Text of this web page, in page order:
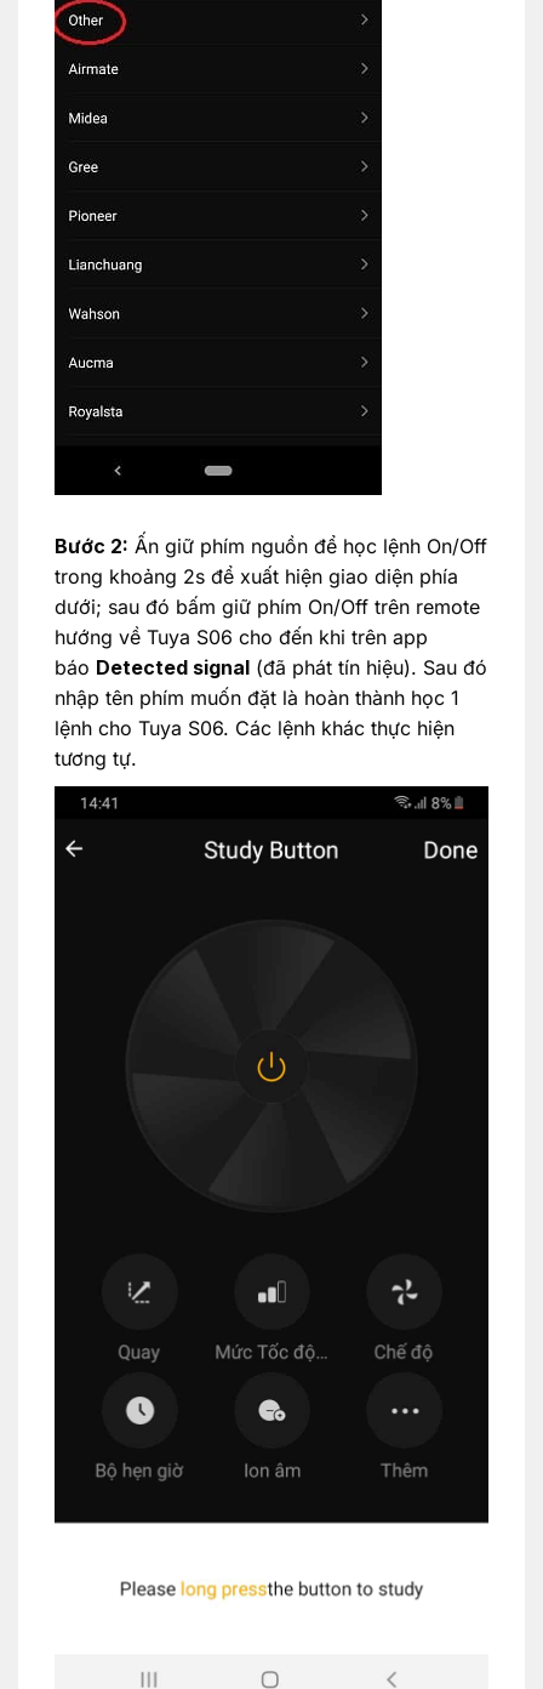
Bước 2: Ấn giữ phím nguồn để học lệnh On/Off
trong khoảng 2s để xuất hiện giao diện phía
dưới; sau đó bấm giữ phím On/Off trên remote
hướng về Tuya S06 cho đến khi trên app
báo Detected signal(đã phát tín hiệu). Sau đó
nhập tên phím muốn đặt là hoàn thành học 1
lệnh cho Tuya S06. Các lệnh khác thực hiện
tương tự.